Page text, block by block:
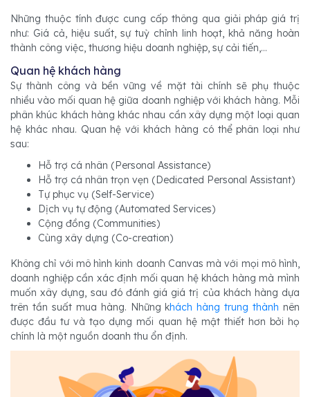
Những thuộc tính được cung cấp thông qua giải pháp giá trị
như: Giá cả, hiệu suất, sự tuỳ chỉnh linh hoạt, khả năng hoàn
thành công việc, thương hiệu doanh nghiệp, sự cải tiến,...
Quan hệ khách hàng
Sự thành công và bền vững về mặt tài chính sẽ phụ thuộc
nhiều vào mối quan hệ giữa doanh nghiệp với khách hàng. Mỗi
phân khúc khách hàng khác nhau cần xây dựng một loại quan
hệ khác nhau. Quan hệ với khách hàng có thể phân loại như
sau:
Hỗ trợ cá nhân (Personal Assistance)
Hỗ trợ cá nhân trọn vẹn (Dedicated Personal Assistant)
Tự phục vụ (Self-Service)
Dịch vụ tự động (Automated Services)
Cộng đồng (Communities)
Cùng xây dựng (Co-creation)
Không chỉ với mô hình kinh doanh Canvas mà với mọi mô hình,
doanh nghiệp cần xác định mối quan hệ khách hàng mà mình
muốn xây dựng, sau đó đánh giá giá trị của khách hàng dựa
trên tần suất mua hàng. Những khách hàng trung thành nên
được đầu tư và tạo dựng mối quan hệ mật thiết hơn bởi họ
chính là một nguồn doanh thu ổn định.